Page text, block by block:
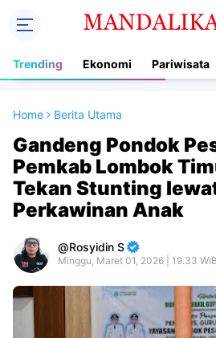
Trending Ekonomi Pariwisata
Home Berita Utama
Gandeng Pondok
Pemkab Lombok
Tekan Stunting
Perkawinan Anak
Rosyidin S
Minggu, Maret 01, 2026 | 19.33 WIB